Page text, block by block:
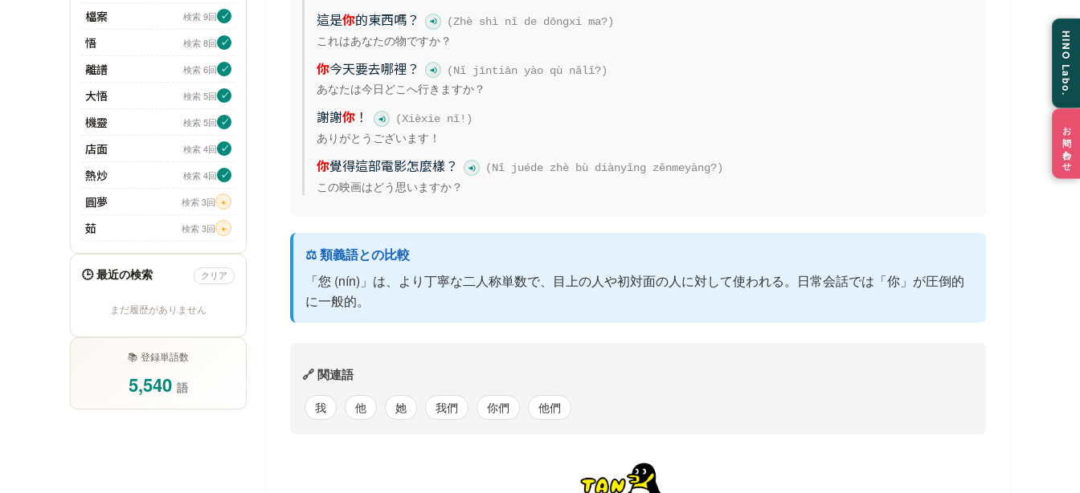
檔案 検索 9回 ✓
悟 検索 8回 ✓
離譜 検索 6回 ✓
大悟 検索 5回 ✓
機靈 検索 5回 ✓
店面 検索 4回 ✓
熱炒 検索 4回 ✓
圓夢 検索 3回 +
茹 検索 3回 +
🕒 最近の検索 クリア
まだ履歴がありません
📚 登録単語数
5,540 語
這是你的東西嗎？ (Zhè shì nǐ de dōngxi ma?)
これはあなたの物ですか？
你今天要去哪裡？ (Nǐ jīntiān yào qù nǎlǐ?)
あなたは今日どこへ行きますか？
謝謝你 ！ (Xièxie nǐ!)
ありがとうございます！
你覺得這部電影怎麼樣？ (Nǐ juéde zhè bù diànyǐng zěnmeyàng?)
この映画はどう思いますか？
⚖️ 類義語との比較
「您 (nín)」は、より丁寧な二人称単数で、目上の人や初対面の人に対して使われる。日常会話では「你」が圧倒的
に一般的。
🔗 関連語
我 他 她 我們 你們 他們
HINO Labo.
お問い合わせ